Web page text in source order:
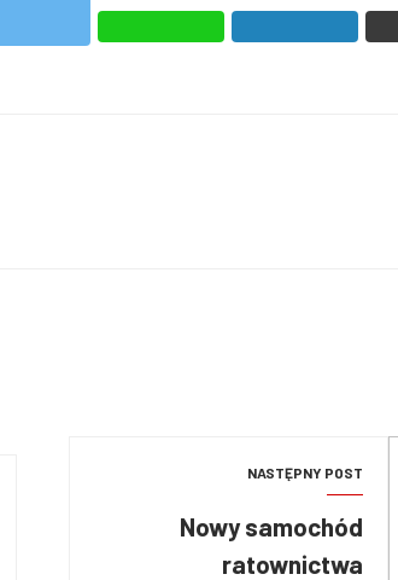
NASTĘPNY POST
Nowy samochód
ratownictwa